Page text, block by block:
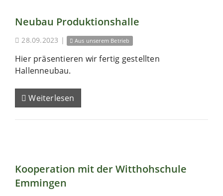
Neubau Produktionshalle
28.09.2023 | Aus unserem Betrieb
Hier präsentieren wir fertig gestellten
Hallenneubau.
Weiterlesen
Kooperation mit der Witthohschule
Emmingen